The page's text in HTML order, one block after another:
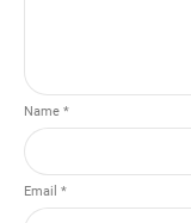
Name *
Email *